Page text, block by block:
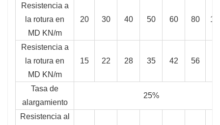
Resistencia a
la rotura en
MD KN/m
20 30 40 50 60 80
Resistencia a
la rotura en
MD KN/m
15 22 28 35 42 56
Tasa de
alargamiento
25%
Resistencia al